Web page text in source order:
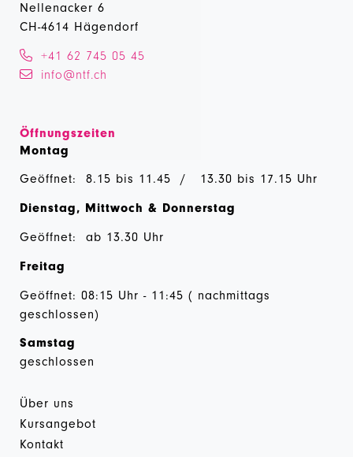
Nellenacker 6
CH-4614 Hägendorf
+41 62 745 05 45
info@ntf.ch
Öffnungszeiten
Montag
Geöffnet: 8.15 bis 11.45 / 13.30 bis 17.15 Uhr
Dienstag, Mittwoch & Donnerstag
Geöffnet: ab 13.30 Uhr
Freitag
Geöffnet: 08:15 Uhr - 11:45 ( nachmittags
geschlossen)
Samstag
geschlossen
Über uns
Kursangebot
Kontakt